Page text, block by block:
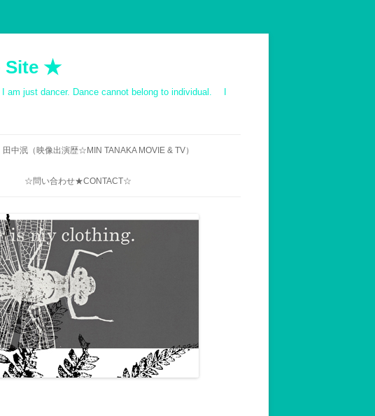
Site ★
am just dancer. Dance cannot belong to individual. I
田中泯（映像出演歴☆MIN TANAKA MOVIE & TV）
出演一覧｜MOVIE ｜TV｜OTHER
り」映像資料
DANCE”
INTERVIEW
☆問い合わせ★CONTACT☆
ご連絡用メールアドレス
【FREQUENT INQUIRY】MIN
TANAKA’S WORK-SHOP,ABOUT
BUTOH,VISIT AND STAY
ABOUT MIN TANAKA’S
WORKSHOP 田中泯ワークショッ
プについて